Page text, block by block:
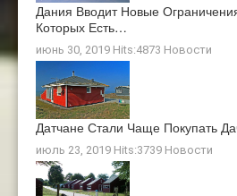
Дания Вводит Новые
Которых Есть…
июнь 30, 2019 Hits:4873 Новости
Датчане Стали Чаще Покупать
июль 23, 2019 Hits:3739 Новости